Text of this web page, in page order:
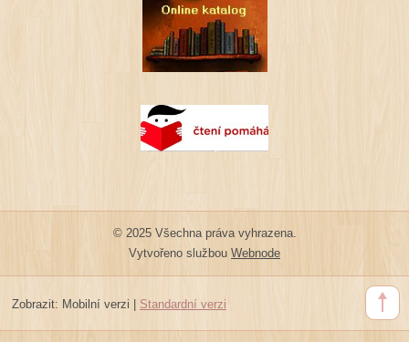
© 2025 Všechna práva vyhrazena.
Vytvořeno službou Webnode
Zobrazit: Mobilní verzi | Standardní verzi